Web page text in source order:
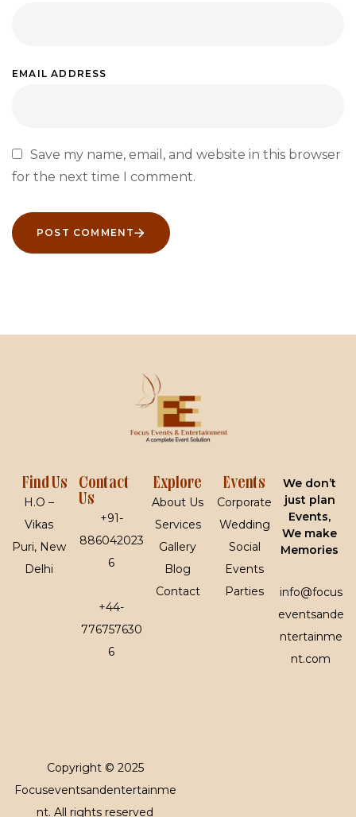
EMAIL ADDRESS
Save my name, email, and website in this browser
for the next time I comment.
POST COMMENT
Find Us
H.O –
Vikas
Puri, New
Delhi
Contact
Us
+91-
886042023
6
+44-
776757630
6
We don’t
just plan
Events,
We make
Memories
info@focus
eventsande
ntertainme
nt.com
Explore
About Us
Services
Gallery
Blog
Contact
Events
Corporate
Wedding
Social
Events
Parties
Copyright © 2025
Focuseventsandentertainme
nt. All rights reserved